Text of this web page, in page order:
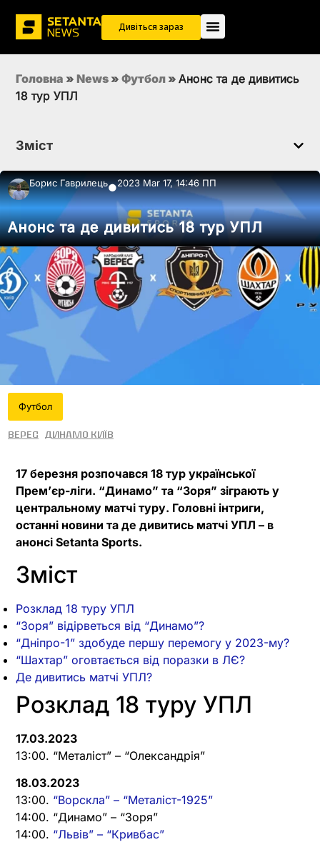
Дивіться зараз
Головна » News » Футбол » Анонс та де дивитись
18 тур УПЛ
Зміст
Борис Гаврилець●2023 Mar 17, 14:46 ПП
Анонс та де дивитись 18 тур УПЛ
Футбол
Верес Динамо Київ
17 березня розпочався 18 тур української
Прем’єр-ліги. “Динамо” та “Зоря” зіграють у
центральному матчі туру. Головні інтриги,
останні новини та де дивитись матчі УПЛ – в
анонсі Setanta Sports.
Зміст
Розклад 18 туру УПЛ
“Зоря” відірветься від “Динамо”?
“Дніпро-1” здобуде першу перемогу у 2023-му?
“Шахтар” оговтається від поразки в ЛЄ?
Де дивитись матчі УПЛ?
Розклад 18 туру УПЛ
17.03.2023
13:00. “Металіст” – “Олександрія”
18.03.2023
13:00. “Ворскла” – “Металіст-1925”
14:00. “Динамо” – “Зоря”
14:00. “Львів” – “Кривбас”